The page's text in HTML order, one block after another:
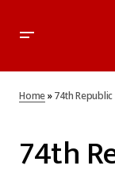
Home»74th Republic
74th